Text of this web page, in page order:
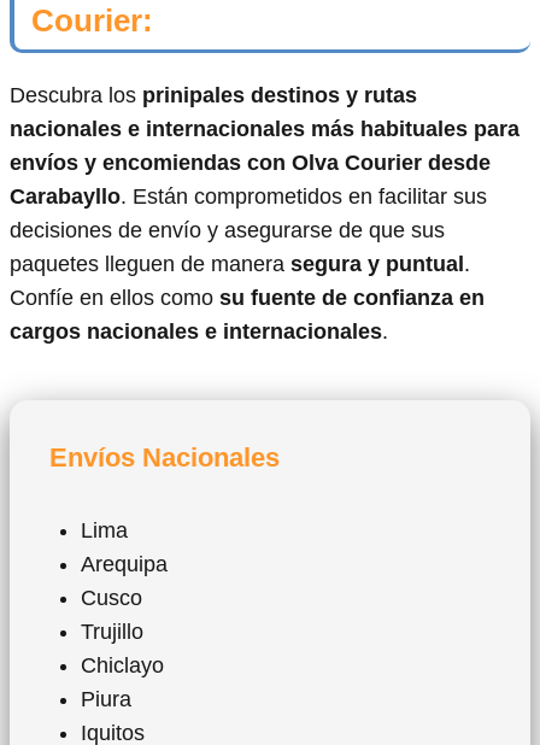
Courier:
Descubra los prinipales destinos y rutas
nacionales e internacionales más habituales para
envíos y encomiendas con Olva Courier desde
Carabayllo. Están comprometidos en facilitar sus
decisiones de envío y asegurarse de que sus
paquetes lleguen de manera segura y puntual .
Confíe en ellos como su fuente de confianza en
cargos nacionales e internacionales.
Envíos Nacionales
Lima
Arequipa
Cusco
Trujillo
Chiclayo
Piura
Iquitos